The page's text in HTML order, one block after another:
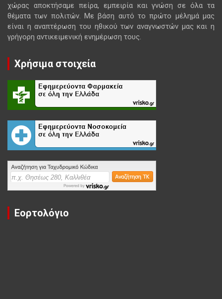
χώρας αποκτήσαμε πείρα, εμπειρία και γνώση σε όλα τα
θέματα των πολιτών. Με βάση αυτό το πρώτο μέλημά μας
είναι η αναπτέρωση του ηθικού των αναγνωστών μας και η
γρήγορη αντικειμενική ενημέρωση τους.
Χρήσιμα στοιχεία
Εορτολόγιο